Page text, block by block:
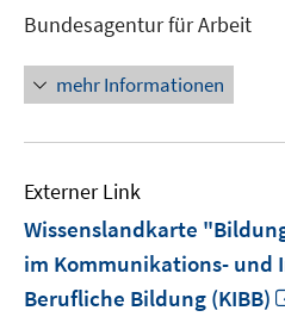
Bundesagentur für Arbeit
mehr Informationen
Externer Link
Wissenslandkarte
im Kommunikations- und
Berufliche Bildung (KIBB)